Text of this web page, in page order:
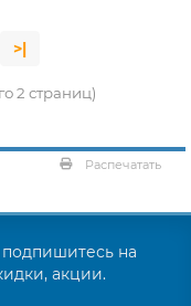
>|
2 страниц)
Распечатать
на
акции.